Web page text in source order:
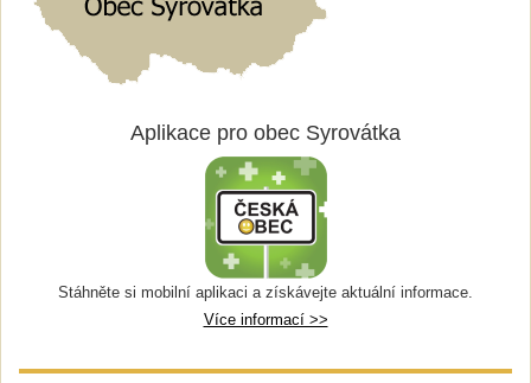
Aplikace pro obec Syrovátka
Stáhněte si mobilní aplikaci a získávejte aktuální informace.
Více informací >>